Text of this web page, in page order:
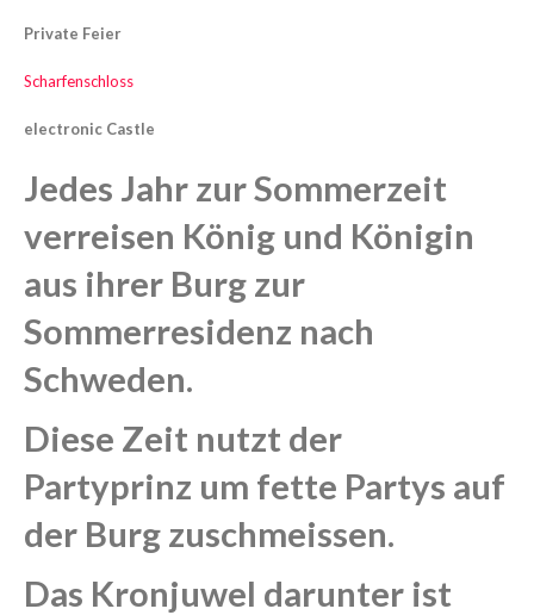
Private Feier
Scharfenschloss
electronic Castle
Jedes Jahr zur Sommerzeit
verreisen König und Königin
aus ihrer Burg zur
Sommerresidenz nach
Schweden.
Diese Zeit nutzt der
Partyprinz um fette Partys auf
der Burg zuschmeissen.
Das Kronjuwel darunter ist